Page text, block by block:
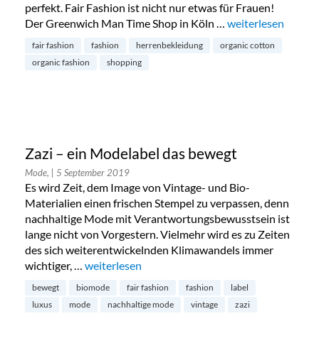
perfekt. Fair Fashion ist nicht nur etwas für Frauen!
Der Greenwich Man Time Shop in Köln … „Greenwich Man
weiterlesen
fair fashion fashion herrenbekleidung
organic cotton
organic fashion
shopping
Zazi – ein Modelabel das bewegt
Mode, | 5 September 2019
Es wird Zeit, dem Image von Vintage- und Bio-
Materialien einen frischen Stempel zu verpassen, denn
nachhaltige Mode mit Verantwortungsbewusstsein ist
lange nicht von Vorgestern. Vielmehr wird es zu Zeiten
des sich weiterentwickelnden Klimawandels immer
wichtiger, … „Zazi – ein Modelabel das bewegt“
weiterlesen
bewegt biomode fair fashion fashion
label
luxus
mode nachhaltige mode vintage zazi